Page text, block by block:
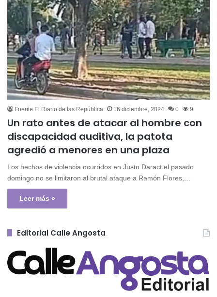
Fuente El Diario de las República 16 diciembre, 2024 0 9
Un rato antes de atacar al hombre con
discapacidad auditiva, la patota
agredió a menores en una plaza
Los hechos de violencia ocurridos en Justo Daract el pasado
domingo no se limitaron al brutal ataque a Ramón Flores,…
Leer más »
Editorial Calle Angosta